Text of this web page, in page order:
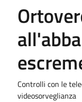
Controlli con le
videosorveglianza